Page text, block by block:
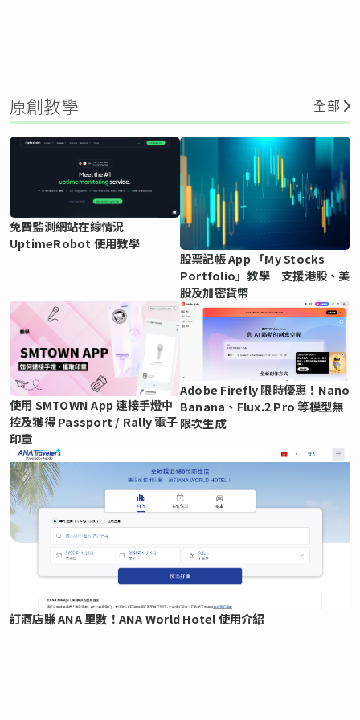
原創教學 全部
免費監測網站在線情況
UptimeRobot 使用教學
股票記帳 App 「My Stocks
Portfolio」教學 支援港股、美
股及加密貨幣
使用 SMTOWN App 連接手燈中
控及獲得 Passport / Rally 電子
印章
Adobe Firefly 限時優惠！Nano
Banana、Flux.2 Pro 等模型無
限次生成
訂酒店賺 ANA 里數！ANA World Hotel 使用介紹